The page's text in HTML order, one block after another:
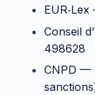
Conseil
498628
CNPD —